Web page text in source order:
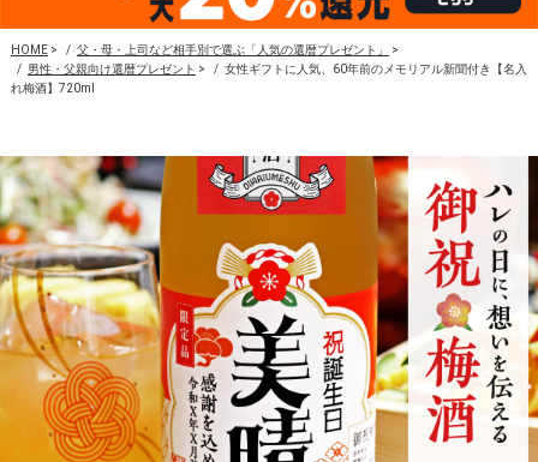
HOME> 父・母・上司など相手別で選ぶ「人気の還暦プレゼント」
>
男性・父親向け還暦プレゼント >
女性ギフトに人気、60年前のメモリアル新聞付き【名入
れ梅酒】720ml